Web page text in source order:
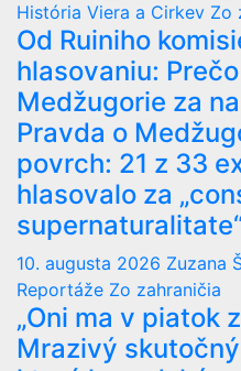
História Viera a Cirkev Zo
Od Ruiniho
hlasovaniu:
Medžugorie za
Pravda o
povrch: 21 z 33
hlasovalo za
10. augusta 2026 Zuzana
Reportáže Zo zahraničia
„Oni ma v piatok
Mrazivý